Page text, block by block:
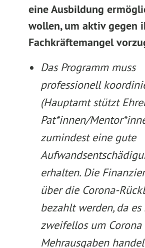
eine Ausbildung
wollen, um aktiv gegen
Fachkräftemangel
Das Programm muss
professionell
(Hauptamt stützt
Pat*innen/
zumindest eine gute
erhalten. Die
über die Corona-
bezahlt werden, da es
zweifellos um
Mehrausgaben